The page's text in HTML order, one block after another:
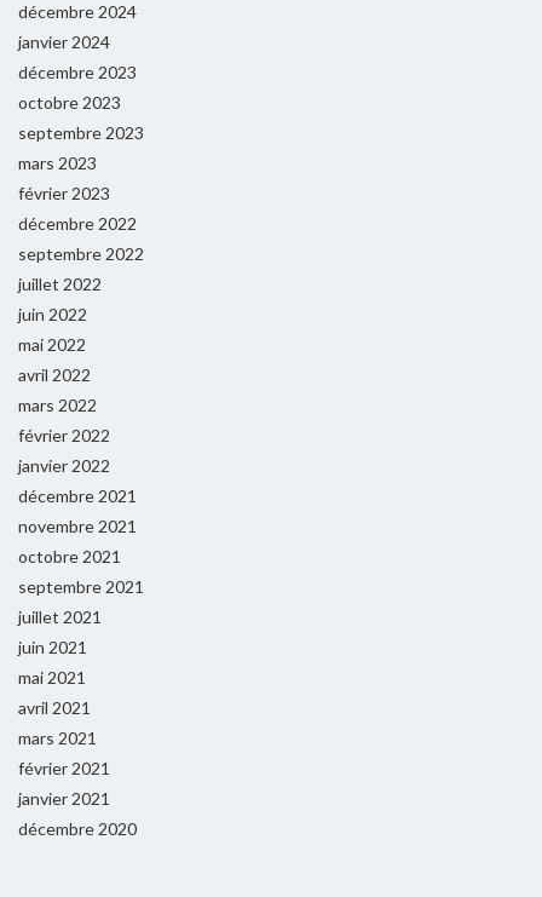
décembre 2024
janvier 2024
décembre 2023
octobre 2023
septembre 2023
mars 2023
février 2023
décembre 2022
septembre 2022
juillet 2022
juin 2022
mai 2022
avril 2022
mars 2022
février 2022
janvier 2022
décembre 2021
novembre 2021
octobre 2021
septembre 2021
juillet 2021
juin 2021
mai 2021
avril 2021
mars 2021
février 2021
janvier 2021
décembre 2020